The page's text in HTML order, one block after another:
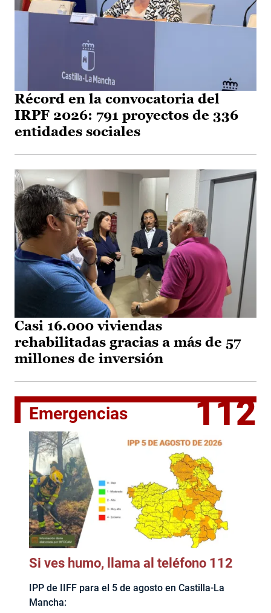
Récord en la convocatoria del
IRPF 2026: 791 proyectos de 336
entidades sociales
Casi 16.000 viviendas
rehabilitadas gracias a más de 57
millones de inversión
Emergencias 112
Si ves humo, llama al teléfono 112
IPP de IIFF para el 5 de agosto en Castilla-La
Mancha: